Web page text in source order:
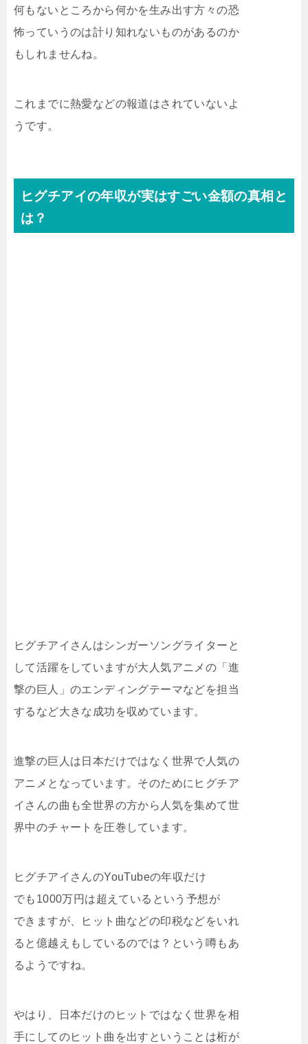
何もないところから何かを生み出す方々の恐
怖っていうのは計り知れないものがあるのか
もしれませんね。
これまでに熱愛などの報道はされていないよ
うです。
ヒグチアイの年収が実はすごい金額の真相と
は？
ヒグチアイさんはシンガーソングライターと
して活躍をしていますが大人気アニメの「進
撃の巨人」のエンディングテーマなどを担当
するなど大きな成功を収めています。
進撃の巨人は日本だけではなく世界で人気の
アニメとなっています。そのためにヒグチア
イさんの曲も全世界の方から人気を集めて世
界中のチャートを圧巻しています。
ヒグチアイさんのYouTubeの年収だけ
でも1000万円は超えているという予想が
できますが、ヒット曲などの印税などをいれ
ると億越えもしているのでは？という噂もあ
るようですね。
やはり、日本だけのヒットではなく世界を相
手にしてのヒット曲を出すということは桁が